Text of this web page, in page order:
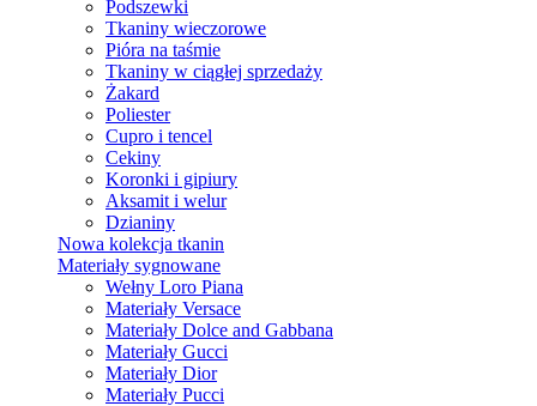
Podszewki
Tkaniny wieczorowe
Pióra na taśmie
Tkaniny w ciągłej sprzedaży
Żakard
Poliester
Cupro i tencel
Cekiny
Koronki i gipiury
Aksamit i welur
Dzianiny
Nowa kolekcja tkanin
Materiały sygnowane
Wełny Loro Piana
Materiały Versace
Materiały Dolce and Gabbana
Materiały Gucci
Materiały Dior
Materiały Pucci